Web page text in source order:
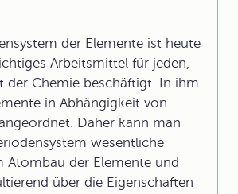
der Elemente ist heute
Arbeitsmittel für jeden,
der Chemie beschäftigt. In ihm
in Abhängigkeit von
Daher kann man
wesentliche
Atombau der Elemente und
über die Eigenschaften